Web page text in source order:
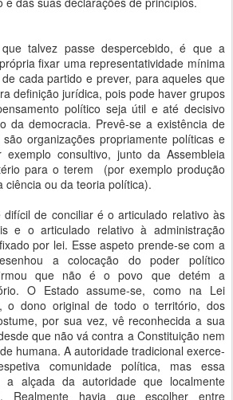
talvez passe despercebido, é que a
fixar uma representatividade mínima
cada partido e prever, para aqueles que
definição jurídica, pois pode haver grupos
político seja útil e até decisivo
da democracia. Prevê-se a existência de
organizações propriamente políticas e
consultivo, junto da Assembleia
para o terem (por exemplo produção
ciência ou da teoria política).
de conciliar é o articulado relativo às
e o articulado relativo à administração
por lei. Esse aspeto prende-se com a
a colocação do poder político
que não é o povo que detém a
O Estado assume-se, como na Lei
o dono original de todo o território, dos
por sua vez, vê reconhecida a sua
que não vá contra a Constituição nem
humana. A autoridade tradicional exerce-
comunidade política, mas essa
a alçada da autoridade que localmente
Realmente havia que escolher entre